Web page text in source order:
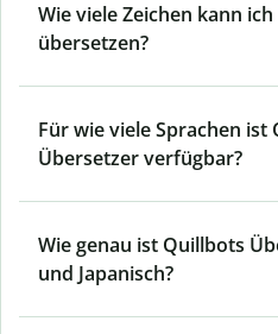
Wie viele Zeichen kann
übersetzen?
Für wie viele Sprachen ist
Übersetzer verfügbar?
Wie genau ist Quillbots
und Japanisch?